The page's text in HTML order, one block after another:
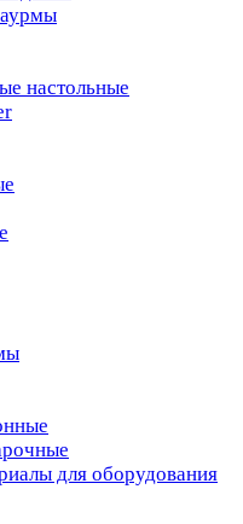
настольные
для оборудования